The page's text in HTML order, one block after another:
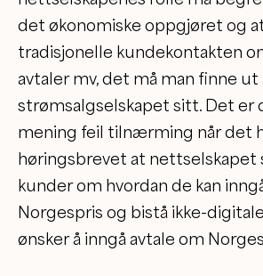
det økonomiske oppgjøret og
tradisjonelle kundekontakten
avtaler mv, det må man finne ut
strømsalgselskapet sitt. Det er
mening feil tilnærming når det
høringsbrevet at nettselskapet
kunder om hvordan de kan
Norgespris og bistå ikke-
ønsker å inngå avtale om